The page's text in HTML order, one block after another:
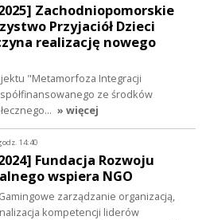
Zachodniopomorskie
Przyjaciół Dzieci
realizację nowego
"Metamorfoza Integracji
ze środków
» więcej
14:40
Fundacja Rozwoju
wspiera NGO
zarządzanie organizacją,
kompetencji liderów